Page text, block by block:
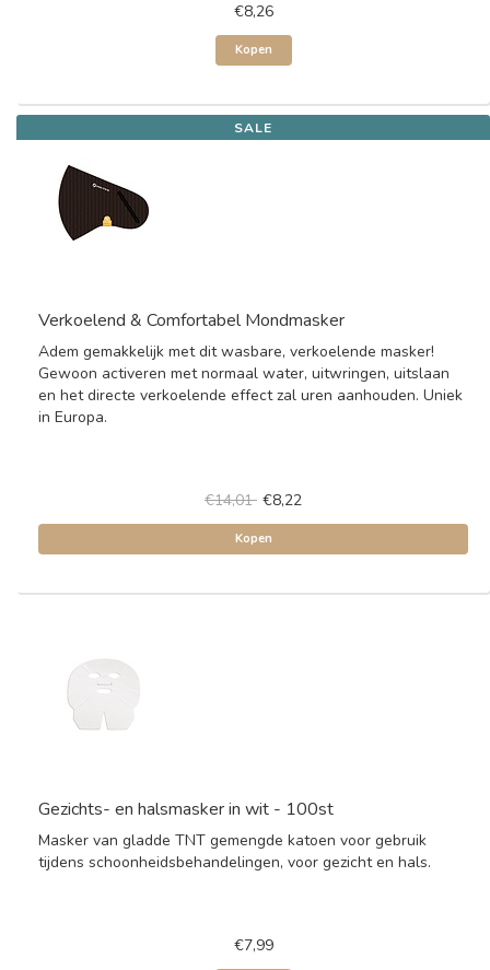
€8,26
Kopen
SALE
Verkoelend & Comfortabel Mondmasker
Adem gemakkelijk met dit wasbare, verkoelende masker!
Gewoon activeren met normaal water, uitwringen, uitslaan
en het directe verkoelende effect zal uren aanhouden. Uniek
in Europa.
€14,01 €8,22
Kopen
Gezichts- en halsmasker in wit - 100st
Masker van gladde TNT gemengde katoen voor gebruik
tijdens schoonheidsbehandelingen, voor gezicht en hals.
€7,99